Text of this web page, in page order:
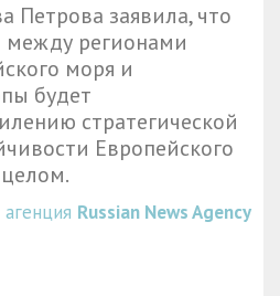
Петрова заявила, что
между регионами
моря и
будет
стратегической
Европейского
Russian News Agency